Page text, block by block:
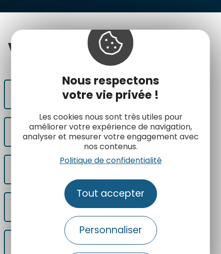
Nous respectons
votre vie privée !
Les cookies nous sont très utiles pour
améliorer votre expérience de navigation,
analyser et mesurer votre engagement avec
nos contenus.
Politique de confidentialité
Tout accepter
Personnaliser
Voir également
Co-production de contenus rédactionnels
Co-production de photos
Paraitre sur herault-tourisme.com
Optimiser sa présence sur le web